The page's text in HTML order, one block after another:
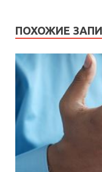
ПОХОЖИЕ